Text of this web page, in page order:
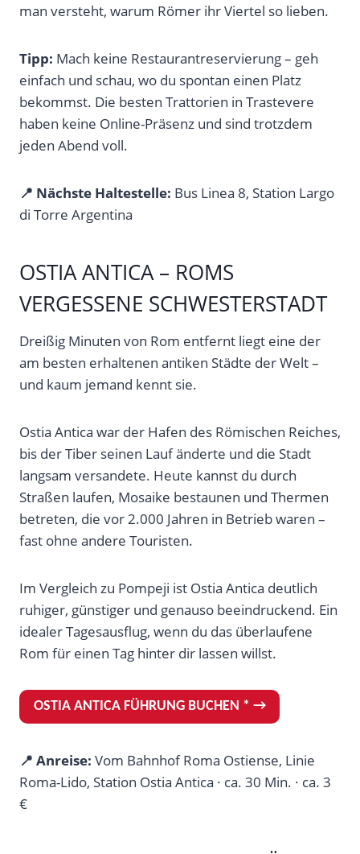
man versteht, warum Römer ihr Viertel so lieben.
Tipp: Mach keine Restaurantreservierung – geh
einfach und schau, wo du spontan einen Platz
bekommst. Die besten Trattorien in Trastevere
haben keine Online-Präsenz und sind trotzdem
jeden Abend voll.
📍 Nächste Haltestelle: Bus Linea 8, Station Largo
di Torre Argentina
OSTIA ANTICA – ROMS
VERGESSENE SCHWESTERSTADT
Dreißig Minuten von Rom entfernt liegt eine der
am besten erhaltenen antiken Städte der Welt –
und kaum jemand kennt sie.
Ostia Antica war der Hafen des Römischen Reiches,
bis der Tiber seinen Lauf änderte und die Stadt
langsam versandete. Heute kannst du durch
Straßen laufen, Mosaike bestaunen und Thermen
betreten, die vor 2.000 Jahren in Betrieb waren –
fast ohne andere Touristen.
Im Vergleich zu Pompeji ist Ostia Antica deutlich
ruhiger, günstiger und genauso beeindruckend. Ein
idealer Tagesausflug, wenn du das überlaufene
Rom für einen Tag hinter dir lassen willst.
OSTIA ANTICA FÜHRUNG BUCHEN * →
📍 Anreise: Vom Bahnhof Roma Ostiense, Linie
Roma-Lido, Station Ostia Antica · ca. 30 Min. · ca. 3
€